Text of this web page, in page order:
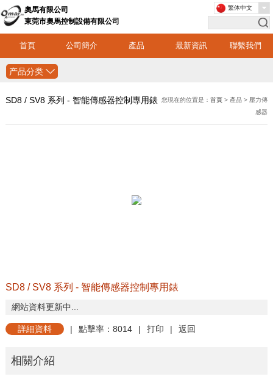
奧馬有限公司
東莞市奧馬控制設備有限公司
首頁 公司簡介 產品 最新資訊 聯繫我們
繁体中文
产品分类
SD8 / SV8 系列 - 智能傳感器控制專用錶 您現在的位置是：首頁 > 產品 > 壓力傳
感器
SD8 / SV8 系列 - 智能傳感器控制專用錶
網站資料更新中...
詳細資料 | 點擊率：8014 | 打印 | 返回
相關介紹